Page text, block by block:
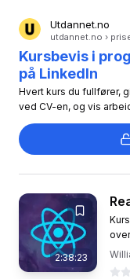
Utdannet.no
utdannet.no ›
Kursbevis i
på LinkedIn
Hvert kurs du fullfører,
ved CV-en, og vis
2:38:23
for